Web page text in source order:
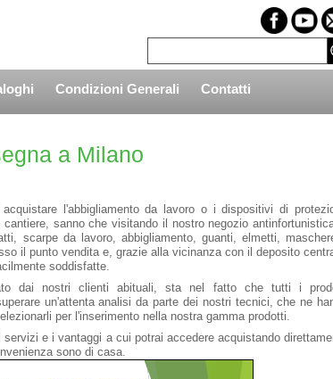
Condizioni Generali Contatti
a Milano
l'abbigliamento da lavoro o i dispositivi di
sanno che visitando il nostro negozio
scarpe da lavoro, abbigliamento, guanti, elmetti,
il punto vendita e, grazie alla vicinanza con il deposito
soddisfatte.
dai nostri clienti abituali, sta nel fatto che tutti i
un'attenta analisi da parte dei nostri tecnici, che ne
per l'inserimento nella nostra gamma prodotti.
e i vantaggi a cui potrai accedere acquistando
sono di casa.